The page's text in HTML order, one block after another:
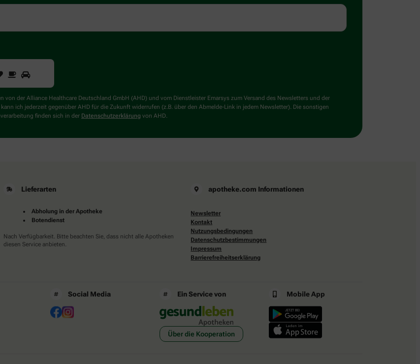
1 2
von der Alliance Healthcare Deutschland GmbH (AHD) und vom Dienstleister Emarsys zum Versand des Newsletters und der
ich jederzeit gegenüber AHD für die Zukunft widerrufen (z.B. über den Abmelde-Link in jedem Newsletter). Die sonstigen
finden sich in der Datenschutzerklärung von AHD.
Lieferarten
Abholung in der Apotheke
Botendienst
Nach Verfügbarkeit. Bitte beachten Sie, dass nicht alle Apotheken
diesen Service anbieten.
apotheke.com Informationen
Newsletter
Kontakt
Nutzungsbedingungen
Datenschutzbestimmungen
Impressum
Barrierefreiheitserklärung
Social Media Ein Service von
Über die Kooperation
Mobile App